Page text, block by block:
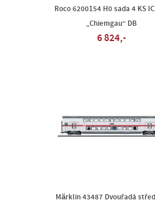
Roco 6200154 H0 sada 4 KS
„Chiemgau“ DB
6 824,-
Märklin 43487 Dvouřadá